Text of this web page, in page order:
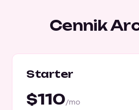
Cennik
Starter
$110/mo